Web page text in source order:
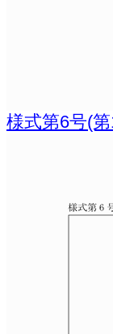
様式第6号(